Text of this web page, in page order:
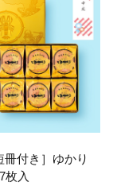
冊付き］ゆかり
入